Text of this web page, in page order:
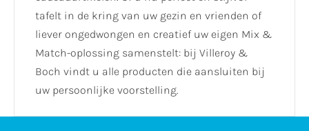
tafelt in de kring van uw gezin en vrienden of
liever ongedwongen en creatief uw eigen Mix &
Match-oplossing samenstelt: bij Villeroy &
Boch vindt u alle producten die aansluiten bij
uw persoonlijke voorstelling.